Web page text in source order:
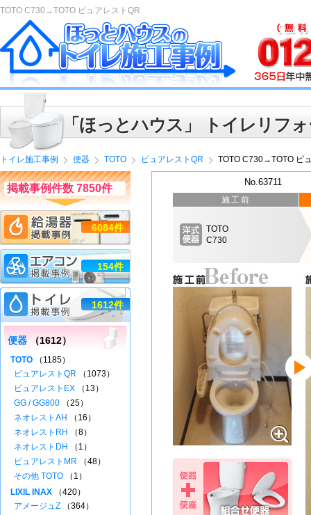
TOTO C730→TOTO ピュアレストQR
「ほっとハウス」 トイレリフ
トイレ施工事例 便器 TOTO ピュアレストQR TOTO C730→TOTO ピ
No.63711
施工前
TOTO
C730
掲載事例件数 7850件
6084件
154件
1612件
便器 （1612）
TOTO （1185）
ピュアレストQR （1073）
ピュアレストEX （13）
GG / GG800 （25）
ネオレストAH
（16）
ネオレストRH
（8）
ネオレストDH
（1）
ピュアレストMR （48）
その他 TOTO （1）
LIXIL INAX （420）
アメージュZ （364）